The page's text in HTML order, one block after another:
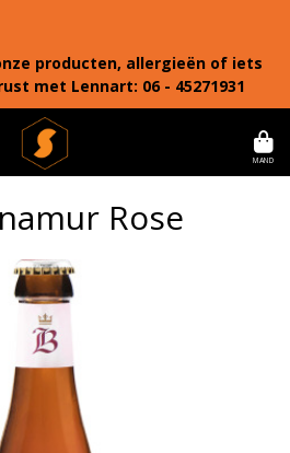
producten, allergieën of iets
met Lennart: 06 - 45271931
MAND
Rose